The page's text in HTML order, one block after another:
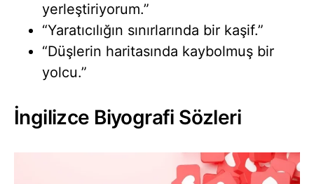
yerleştiriyorum.”
“Yaratıcılığın sınırlarında bir kaşif.”
“Düşlerin haritasında kaybolmuş bir
yolcu.”
İngilizce Biyografi Sözleri